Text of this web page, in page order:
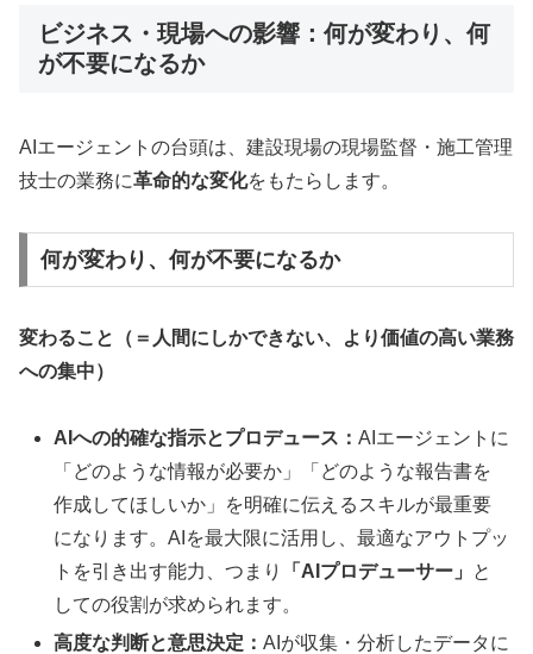
ビジネス・現場への影響：何が変わり、何
が不要になるか
AIエージェントの台頭は、建設現場の現場監督・施工管理
技士の業務に革命的な変化をもたらします。
何が変わり、何が不要になるか
変わること（＝人間にしかできない、より価値の高い業務
への集中）
AIへの的確な指示とプロデュース：AIエージェントに
「どのような情報が必要か」「どのような報告書を
作成してほしいか」を明確に伝えるスキルが最重要
になります。AIを最大限に活用し、最適なアウトプッ
トを引き出す能力、つまり
「AIプロデューサー」
と
しての役割が求められます。
高度な判断と意思決定：AIが収集・分析したデータに